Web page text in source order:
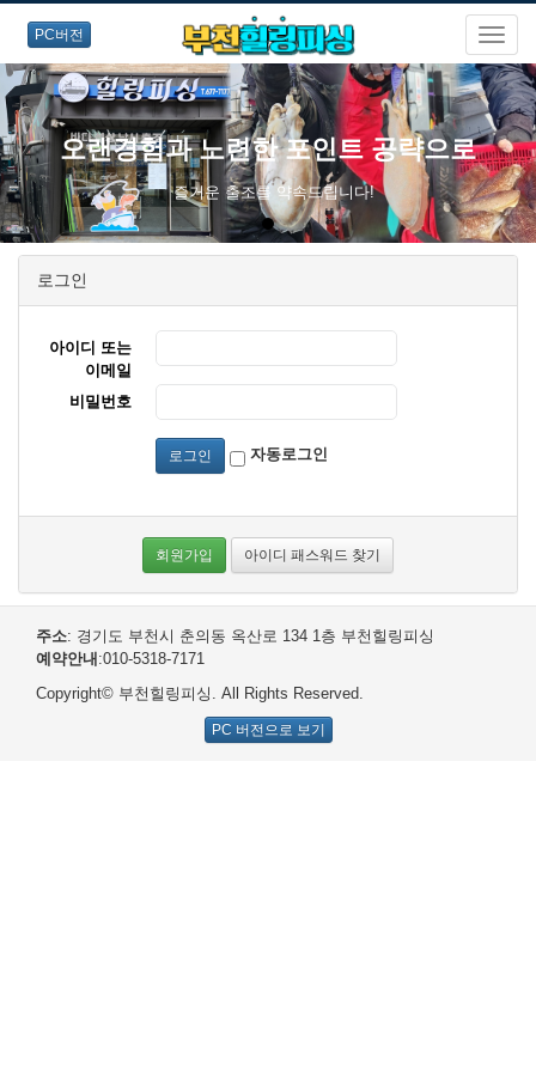
PC버전
오랜경험과 노련한 포인트 공략으로
즐거운 출조를 약속드립니다!
로그인
아이디 또는
이메일
비밀번호
로그인 자동로그인
회원가입 아이디 패스워드 찾기
주소: 경기도 부천시 춘의동 옥산로 134 1층 부천힐링피싱
예약안내 :010-5318-7171
Copyright© 부천힐링피싱. All Rights Reserved.
PC 버전으로 보기